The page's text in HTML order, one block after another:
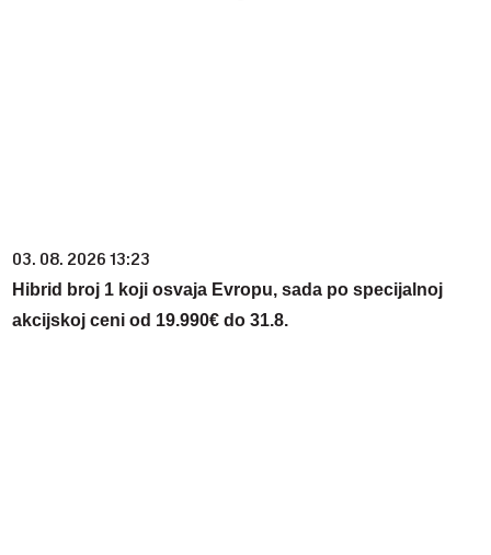
03. 08. 2026 13:23
Hibrid broj 1 koji osvaja Evropu, sada po specijalnoj
akcijskoj ceni od 19.990€ do 31.8.